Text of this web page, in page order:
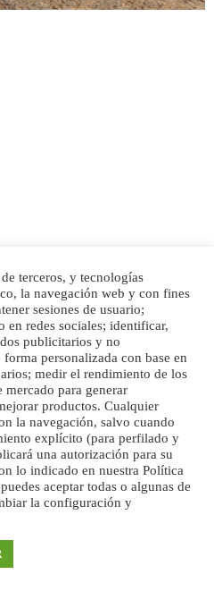
asustada tiene miedo a la calle, se
que por temas de trabajo no la puedo
Política de privacidad
de Cookies
interés
terceros, y tecnologías
la navegación web y con fines
sesiones de usuario;
en redes sociales; identificar,
publicitarios y no
personalizada con base en
medir el rendimiento de los
para generar
productos. Cualquier
la navegación, salvo cuando
explícito (para perfilado y
una autorización para su
lo indicado en nuestra Política
aceptar todas o algunas de
la configuración y